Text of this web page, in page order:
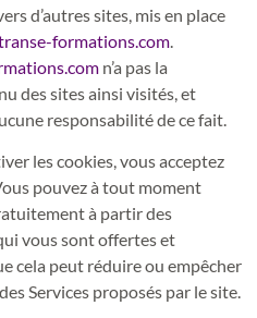
d’autres sites, mis en place
formations.com
n’a pas la
des sites ainsi visités, et
responsabilité de ce fait.
les cookies, vous acceptez
pouvez à tout moment
à partir des
vous sont offertes et
cela peut réduire ou empêcher
Services proposés par le site.